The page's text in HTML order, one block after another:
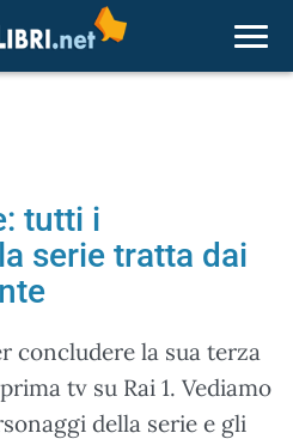
tutti i
serie tratta dai
concludere la sua terza
tv su Rai 1. Vediamo
della serie e gli